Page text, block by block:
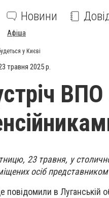
Новини
Афіша
у Києві
травня 2025 р.
23 травня, у
осіб
повідомили в Луганській